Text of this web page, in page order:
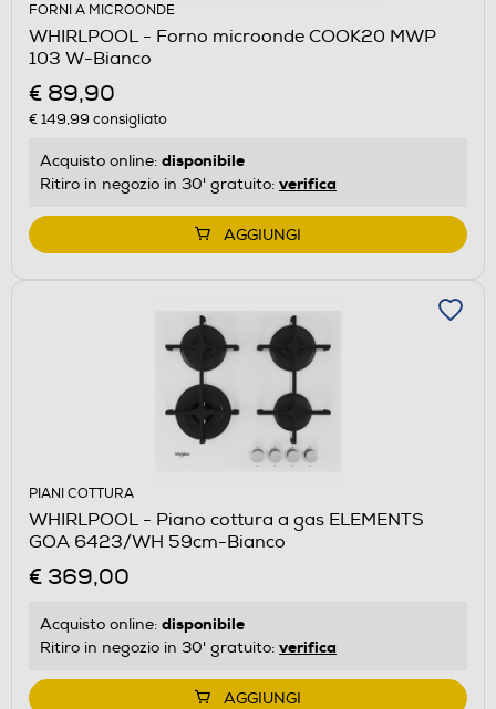
FORNI A MICROONDE
WHIRLPOOL - Forno microonde COOK20 MWP
103 W-Bianco
€ 89,90
€ 149,99 consigliato
Acquisto online: disponibile
Ritiro in negozio in 30' gratuito: verifica
AGGIUNGI
PIANI COTTURA
WHIRLPOOL - Piano cottura a gas ELEMENTS
GOA 6423/WH 59cm-Bianco
€ 369,00
Acquisto online: disponibile
Ritiro in negozio in 30' gratuito: verifica
AGGIUNGI